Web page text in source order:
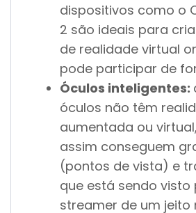
dispositivos como o
2 são ideais para
de realidade virtual
pode participar de
Óculos inteligentes:
óculos não têm
aumentada ou
assim conseguem
(pontos de vista) e
que está sendo visto
streamer de um jeito